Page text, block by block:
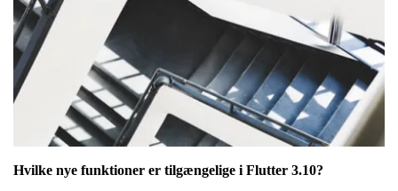
Hvilke nye funktioner er tilgængelige i Flutter 3.10?